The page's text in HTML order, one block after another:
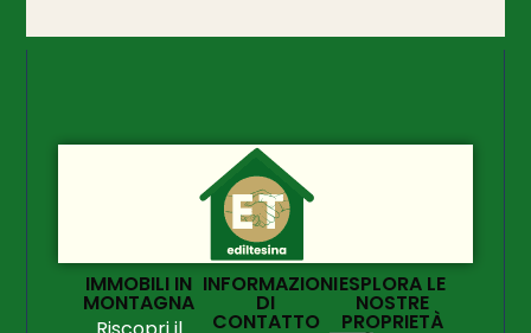
IMMOBILI IN
MONTAGNA
INFORMAZIONI
DI
CONTATTO
ESPLORA LE
NOSTRE
PROPRIETÀ